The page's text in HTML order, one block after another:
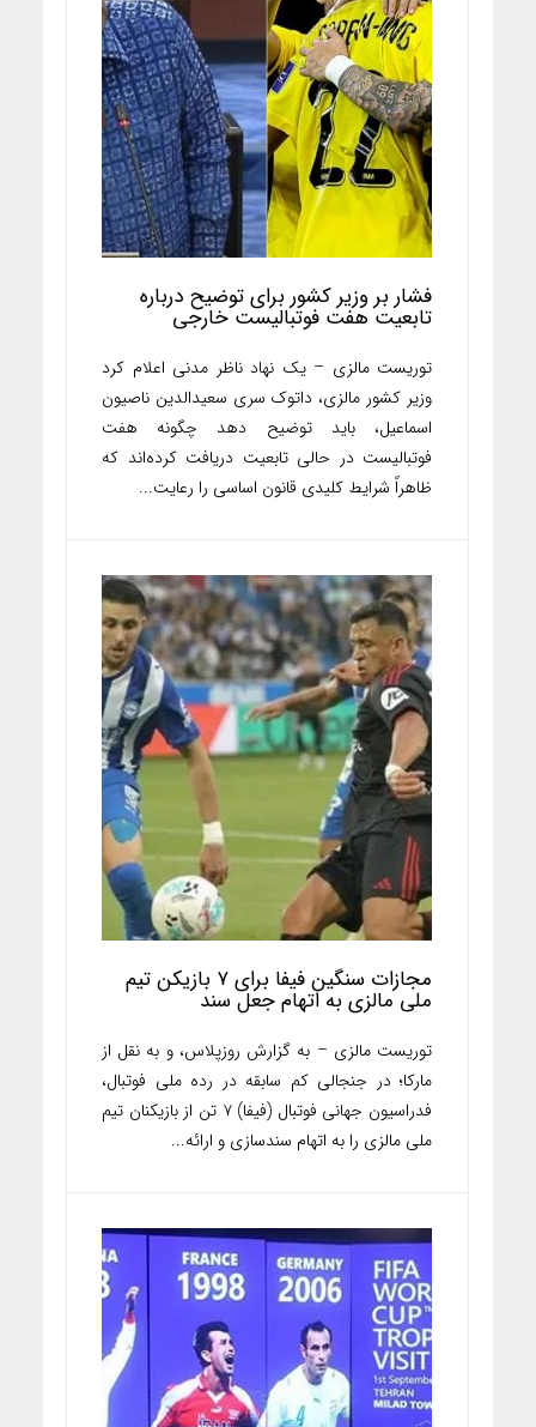
فشار بر وزیر کشور برای توضیح درباره
تابعیت هفت فوتبالیست خارجی
توریست مالزی – یک نهاد ناظر مدنی اعلام کرد
وزیر کشور مالزی، داتوک سری سعیدالدین ناصیون
اسماعیل، باید توضیح دهد چگونه هفت
فوتبالیست در حالی تابعیت دریافت کرده‌اند که
ظاهراً شرایط کلیدی قانون اساسی را رعایت...
مجازات سنگین فیفا برای ۷ بازیکن تیم
ملی مالزی به اتهام جعل سند
توریست مالزی – به گزارش روزپلاس، و به نقل از
مارکا؛ در جنجالی کم سابقه در رده ملی فوتبال،
فدراسیون جهانی فوتبال (فیفا) ۷ تن از بازیکنان تیم
ملی مالزی را به اتهام سند‌سازی و ارائه...